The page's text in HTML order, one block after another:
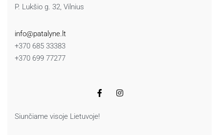
P. Lukšio g. 32, Vilnius
info@patalyne.lt
+370 685 33383
+370 699 77277
Siunčiame visoje Lietuvoje!